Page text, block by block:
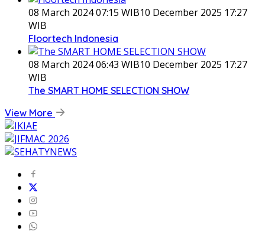
08 March 2024 07:15 WIB10 December 2025 17:27
WIB
Floortech Indonesia
08 March 2024 06:43 WIB10 December 2025 17:27
WIB
The SMART HOME SELECTION SHOW
View More